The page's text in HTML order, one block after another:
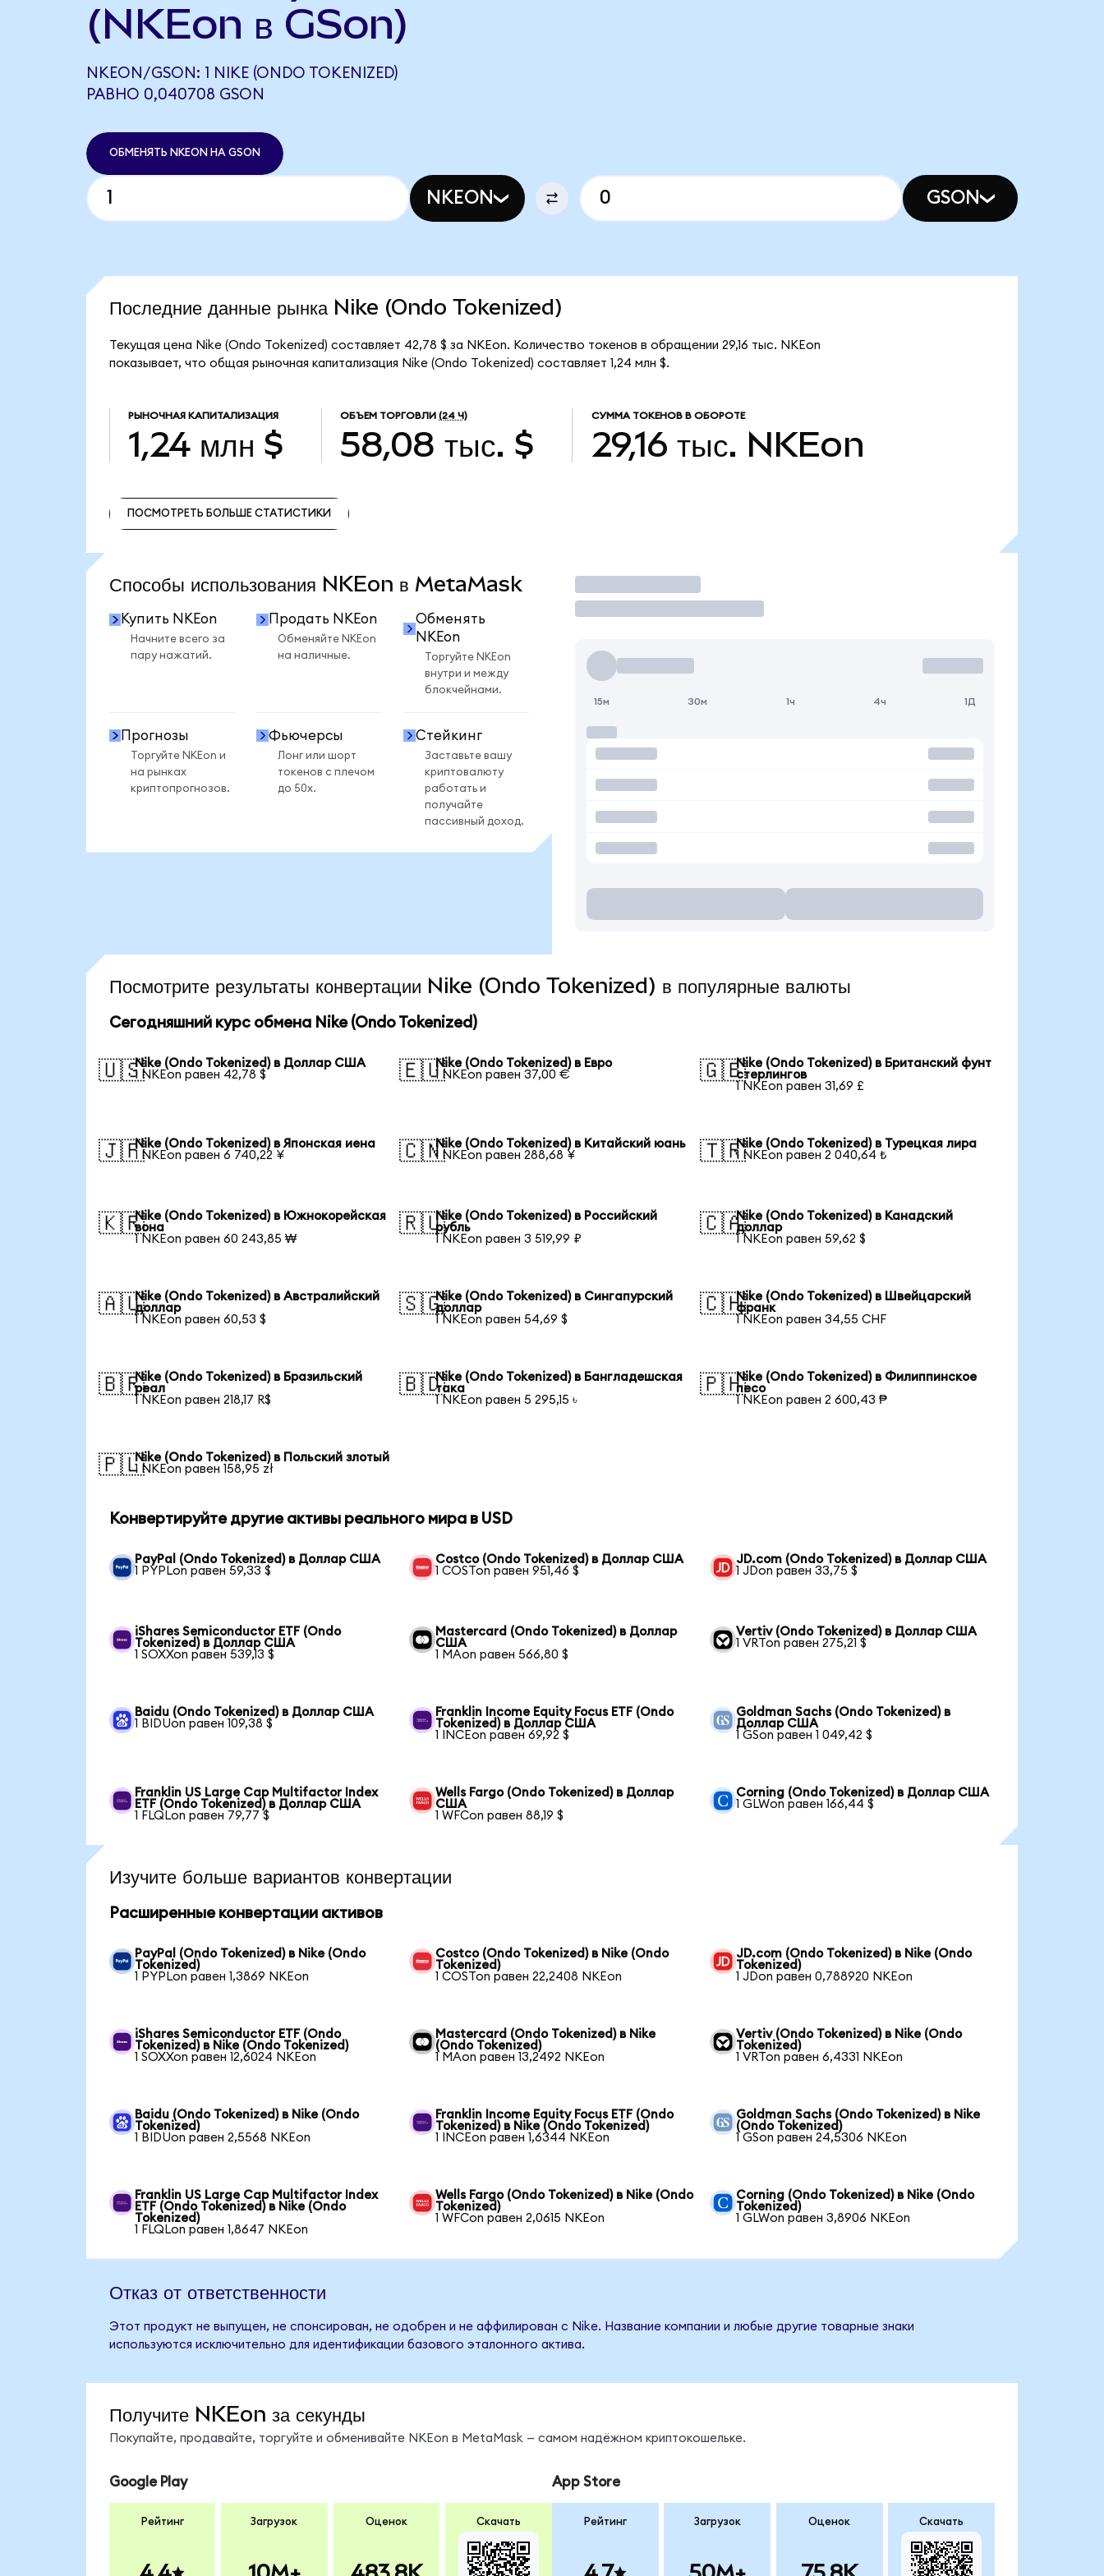
(NKEon в GSon)
NKEON/GSON: 1 NIKE (ONDO TOKENIZED)
РАВНО 0,040708 GSON
ОБМЕНЯТЬ NKEON НА GSON
NKEON GSON
Последние данные рынка Nike (Ondo Tokenized)
Текущая цена Nike (Ondo Tokenized) составляет 42,78 $ за NKEon. Количество токенов в обращении 29,16 тыс. NKEon
показывает, что общая рыночная капитализация Nike (Ondo Tokenized) составляет 1,24 млн $.
РЫНОЧНАЯ КАПИТАЛИЗАЦИЯ
1,24 млн $
ОБЪЕМ ТОРГОВЛИ (24 Ч)
58,08 тыс. $
СУММА ТОКЕНОВ В ОБОРОТЕ
29,16 тыс. NKEon
ПОСМОТРЕТЬ БОЛЬШЕ СТАТИСТИКИ
Способы использования NKEon в MetaMask
Купить NKEon
Начните всего за
пару нажатий.
Продать NKEon
Обменяйте NKEon
на наличные.
Обменять
NKEon
Торгуйте NKEon
внутри и между
блокчейнами.
Прогнозы
Торгуйте NKEon и
на рынках
криптопрогнозов.
Фьючерсы
Лонг или шорт
токенов с плечом
до 50x.
Стейкинг
Заставьте вашу
криптовалюту
работать и
получайте
пассивный доход.
Торговать
15м 30м 1ч 4ч 1Д
Посмотрите результаты конвертации Nike (Ondo Tokenized) в популярные валюты
Сегодняшний курс обмена Nike (Ondo Tokenized)
🇺🇸Nike (Ondo Tokenized) в Доллар США
1 NKEon равен 42,78 $
🇪🇺Nike (Ondo Tokenized) в Евро
1 NKEon равен 37,00 €
🇬🇧Nike (Ondo Tokenized) в Британский фунт
стерлингов
1 NKEon равен 31,69 £
🇯🇵Nike (Ondo Tokenized) в Японская иена
1 NKEon равен 6 740,22 ¥
🇨🇳Nike (Ondo Tokenized) в Китайский юань
1 NKEon равен 288,68 ¥
🇹🇷Nike (Ondo Tokenized) в Турецкая лира
1 NKEon равен 2 040,64 ₺
🇰🇷Nike (Ondo Tokenized) в Южнокорейская
вона
1 NKEon равен 60 243,85 ₩
🇷🇺Nike (Ondo Tokenized) в Российский
рубль
1 NKEon равен 3 519,99 ₽
🇨🇦Nike (Ondo Tokenized) в Канадский
доллар
1 NKEon равен 59,62 $
🇦🇺Nike (Ondo Tokenized) в Австралийский
доллар
1 NKEon равен 60,53 $
🇸🇬Nike (Ondo Tokenized) в Сингапурский
доллар
1 NKEon равен 54,69 $
🇨🇭Nike (Ondo Tokenized) в Швейцарский
франк
1 NKEon равен 34,55 CHF
🇧🇷Nike (Ondo Tokenized) в Бразильский
реал
1 NKEon равен 218,17 R$
🇧🇩Nike (Ondo Tokenized) в Бангладешская
така
1 NKEon равен 5 295,15 ৳
🇵🇭Nike (Ondo Tokenized) в Филиппинское
песо
1 NKEon равен 2 600,43 ₱
🇵🇱Nike (Ondo Tokenized) в Польский злотый
1 NKEon равен 158,95 zł
Конвертируйте другие активы реального мира в USD
PayPal (Ondo Tokenized) в Доллар США
1 PYPLon равен 59,33 $
Costco (Ondo Tokenized) в Доллар США
1 COSTon равен 951,46 $
JD.com (Ondo Tokenized) в Доллар США
1 JDon равен 33,75 $
iShares Semiconductor ETF (Ondo
Tokenized) в Доллар США
1 SOXXon равен 539,13 $
Mastercard (Ondo Tokenized) в Доллар
США
1 MAon равен 566,80 $
Vertiv (Ondo Tokenized) в Доллар США
1 VRTon равен 275,21 $
Baidu (Ondo Tokenized) в Доллар США
1 BIDUon равен 109,38 $
Franklin Income Equity Focus ETF (Ondo
Tokenized) в Доллар США
1 INCEon равен 69,92 $
Goldman Sachs (Ondo Tokenized) в
Доллар США
1 GSon равен 1 049,42 $
Franklin US Large Cap Multifactor Index
ETF (Ondo Tokenized) в Доллар США
1 FLQLon равен 79,77 $
Wells Fargo (Ondo Tokenized) в Доллар
США
1 WFCon равен 88,19 $
Corning (Ondo Tokenized) в Доллар США
1 GLWon равен 166,44 $
Изучите больше вариантов конвертации
Расширенные конвертации активов
PayPal (Ondo Tokenized) в Nike (Ondo
Tokenized)
1 PYPLon равен 1,3869 NKEon
Costco (Ondo Tokenized) в Nike (Ondo
Tokenized)
1 COSTon равен 22,2408 NKEon
JD.com (Ondo Tokenized) в Nike (Ondo
Tokenized)
1 JDon равен 0,788920 NKEon
iShares Semiconductor ETF (Ondo
Tokenized) в Nike (Ondo Tokenized)
1 SOXXon равен 12,6024 NKEon
Mastercard (Ondo Tokenized) в Nike
(Ondo Tokenized)
1 MAon равен 13,2492 NKEon
Vertiv (Ondo Tokenized) в Nike (Ondo
Tokenized)
1 VRTon равен 6,4331 NKEon
Baidu (Ondo Tokenized) в Nike (Ondo
Tokenized)
1 BIDUon равен 2,5568 NKEon
Franklin Income Equity Focus ETF (Ondo
Tokenized) в Nike (Ondo Tokenized)
1 INCEon равен 1,6344 NKEon
Goldman Sachs (Ondo Tokenized) в Nike
(Ondo Tokenized)
1 GSon равен 24,5306 NKEon
Franklin US Large Cap Multifactor Index
ETF (Ondo Tokenized) в Nike (Ondo
Tokenized)
1 FLQLon равен 1,8647 NKEon
Wells Fargo (Ondo Tokenized) в Nike (Ondo
Tokenized)
1 WFCon равен 2,0615 NKEon
Corning (Ondo Tokenized) в Nike (Ondo
Tokenized)
1 GLWon равен 3,8906 NKEon
Отказ от ответственности
Этот продукт не выпущен, не спонсирован, не одобрен и не аффилирован с Nike. Название компании и любые другие товарные знаки
используются исключительно для идентификации базового эталонного актива.
Получите NKEon за секунды
Покупайте, продавайте, торгуйте и обменивайте NKEon в MetaMask — самом надёжном криптокошельке.
Google Play
Рейтинг Загрузок Оценок Скачать
App Store
Рейтинг Загрузок Оценок Скачать